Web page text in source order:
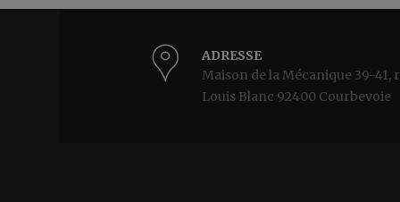
ADRESSE
Maison de la Mécanique 39-41,
Louis Blanc 92400 Courbevoie